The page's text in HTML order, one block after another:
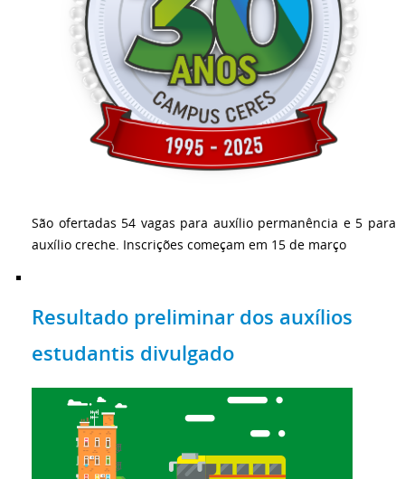
São ofertadas 54 vagas para auxílio permanência e 5 para
auxílio creche. Inscrições começam em 15 de março
Resultado preliminar dos auxílios
estudantis divulgado